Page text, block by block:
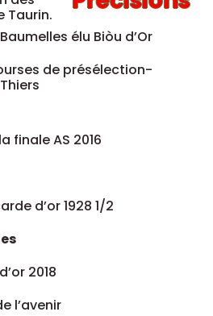
Taurin.
élu Biòu d’Or
de présélection-
finale AS 2016
d’or 1928 1/2
2018
l’avenir